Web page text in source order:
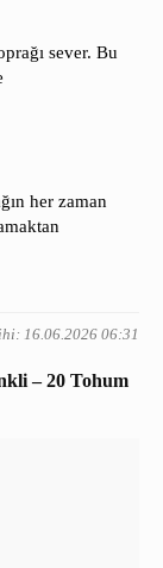
sever. Bu
her zaman
16.06.2026 06:31
– 20 Tohum